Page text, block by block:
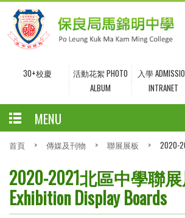
30+校慶
活動花絮 PHOTO
ALBUM
入學
INTRANET
MENU
首頁 > 傳媒及刊物 > 聯展展板 > 2020-
2020-2021北區中學聯
Exhibition Display Boards